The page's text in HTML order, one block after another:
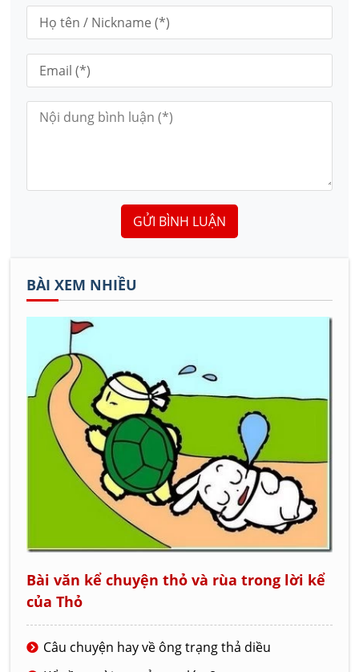
GỬI BÌNH LUẬN
BÀI XEM NHIỀU
Bài văn kể chuyện thỏ và rùa trong lời kể
của Thỏ
Câu chuyện hay về ông trạng thả diều